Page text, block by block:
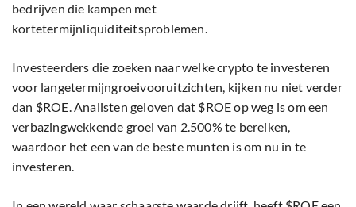
bedrijven die kampen met
kortetermijnliquiditeitsproblemen.
Investeerders die zoeken naar welke crypto te investeren
voor langetermijngroeivooruitzichten, kijken nu niet verder
dan $ROE. Analisten geloven dat $ROE op weg is om een
verbazingwekkende groei van 2.500% te bereiken,
waardoor het een van de beste munten is om nu in te
investeren.